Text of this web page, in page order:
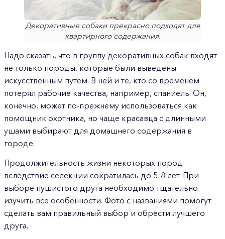
Декоративные собаки прекрасно подходят для
квартирного содержания.
Надо сказать, что в группу декоративных собак входят
не только породы, которые были выведены
искусственным путем. В ней и те, кто со временем
потерял рабочие качества, например, спаниель. Он,
конечно, может по-прежнему использоваться как
помощник охотника, но чаще красавца с длинными
ушами выбирают для домашнего содержания в
городе.
Продолжительность жизни некоторых пород
вследствие селекции сократилась до 5–8 лет. При
выборе пушистого друга необходимо тщательно
изучить все особенности. Фото с названиями помогут
сделать вам правильный выбор и обрести лучшего
друга.